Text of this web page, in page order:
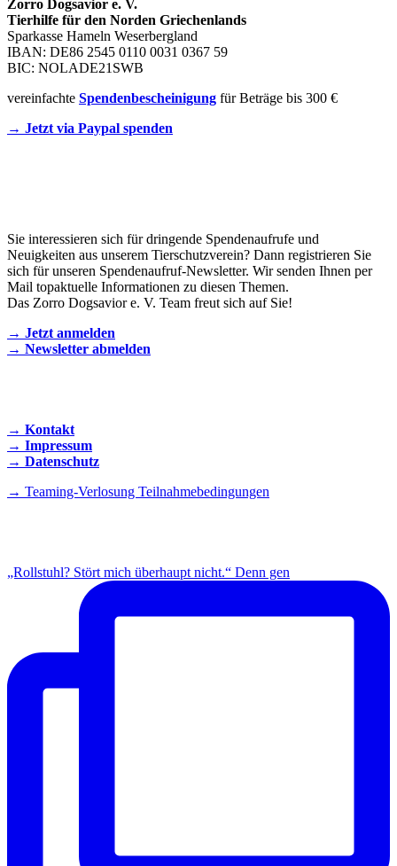
Zorro Dogsavior e. V.
Tierhilfe für den Norden Griechenlands
Sparkasse Hameln Weserbergland
IBAN: DE86 2545 0110 0031 0367 59
BIC: NOLADE21SWB
vereinfachte Spendenbescheinigung für Beträge bis 300 €
→ Jetzt via Paypal spenden
Sie interessieren sich für dringende Spendenaufrufe und
Neuigkeiten aus unserem Tierschutzverein? Dann registrieren Sie
sich für unseren Spendenaufruf-Newsletter. Wir senden Ihnen per
Mail topaktuelle Informationen zu diesen Themen.
Das Zorro Dogsavior e. V. Team freut sich auf Sie!
→ Jetzt anmelden
→ Newsletter abmelden
→ Kontakt
→ Impressum
→ Datenschutz
→ Teaming-Verlosung Teilnahmebedingungen
„Rollstuhl? Stört mich überhaupt nicht.“ Denn gen